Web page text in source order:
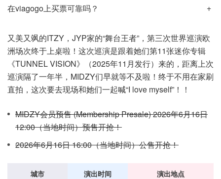
在viagogo上买票可靠吗？
又美又飒的ITZY，JYP家的“舞台王者”，第三次世界巡演欧
洲场次终于上桌啦！这次巡演是跟着她们第11张迷你专辑
《TUNNEL VISION》（2025年11月发行）来的，距离上次
巡演隔了一年半，MIDZY们早就等不及啦！终于不用在家刷
直拍，这次要去现场和她们一起喊“I love myself”！！
MIDZY会员预售 (Membership Presale) 2026年6月16日
12:00（当地时间）预售开抢！
2026年6月16日 16:00（当地时间）公售开抢！
城市 演出时间 演出地点